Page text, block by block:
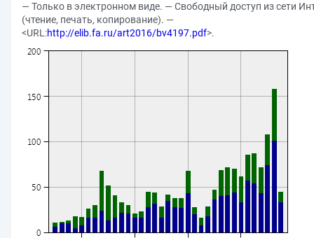
— Только в электронном виде. — Свободный доступ из сети
(чтение, печать, копирование). —
<URL:http://elib.fa.ru/art2016/bv4197.pdf>.